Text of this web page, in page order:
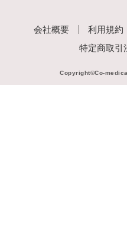
会社概要 利用規約
特定商取引
Copyright©Co-